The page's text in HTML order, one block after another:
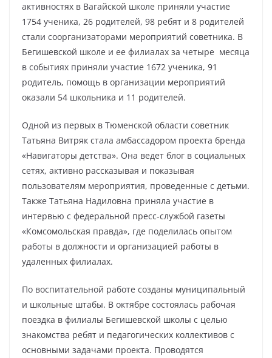
активностях в Вагайской школе приняли участие
1754 ученика, 26 родителей, 98 ребят и 8 родителей
стали соорганизаторами мероприятий советника. В
Бегишевской школе и ее филиалах за четыре месяца
в событиях приняли участие 1672 ученика, 91
родитель, помощь в организации мероприятий
оказали 54 школьника и 11 родителей.
Одной из первых в Тюменской области советник
Татьяна Витряк стала амбассадором проекта бренда
«Навигаторы детства». Она ведет блог в социальных
сетях, активно рассказывая и показывая
пользователям мероприятия, проведенные с детьми.
Также Татьяна Надиловна приняла участие в
интервью с федеральной пресс-службой газеты
«Комсомольская правда», где поделилась опытом
работы в должности и организацией работы в
удаленных филиалах.
По воспитательной работе созданы муниципальный
и школьные штабы. В октябре состоялась рабочая
поездка в филиалы Бегишевской школы с целью
знакомства ребят и педагогических коллективов с
основными задачами проекта. Проводятся